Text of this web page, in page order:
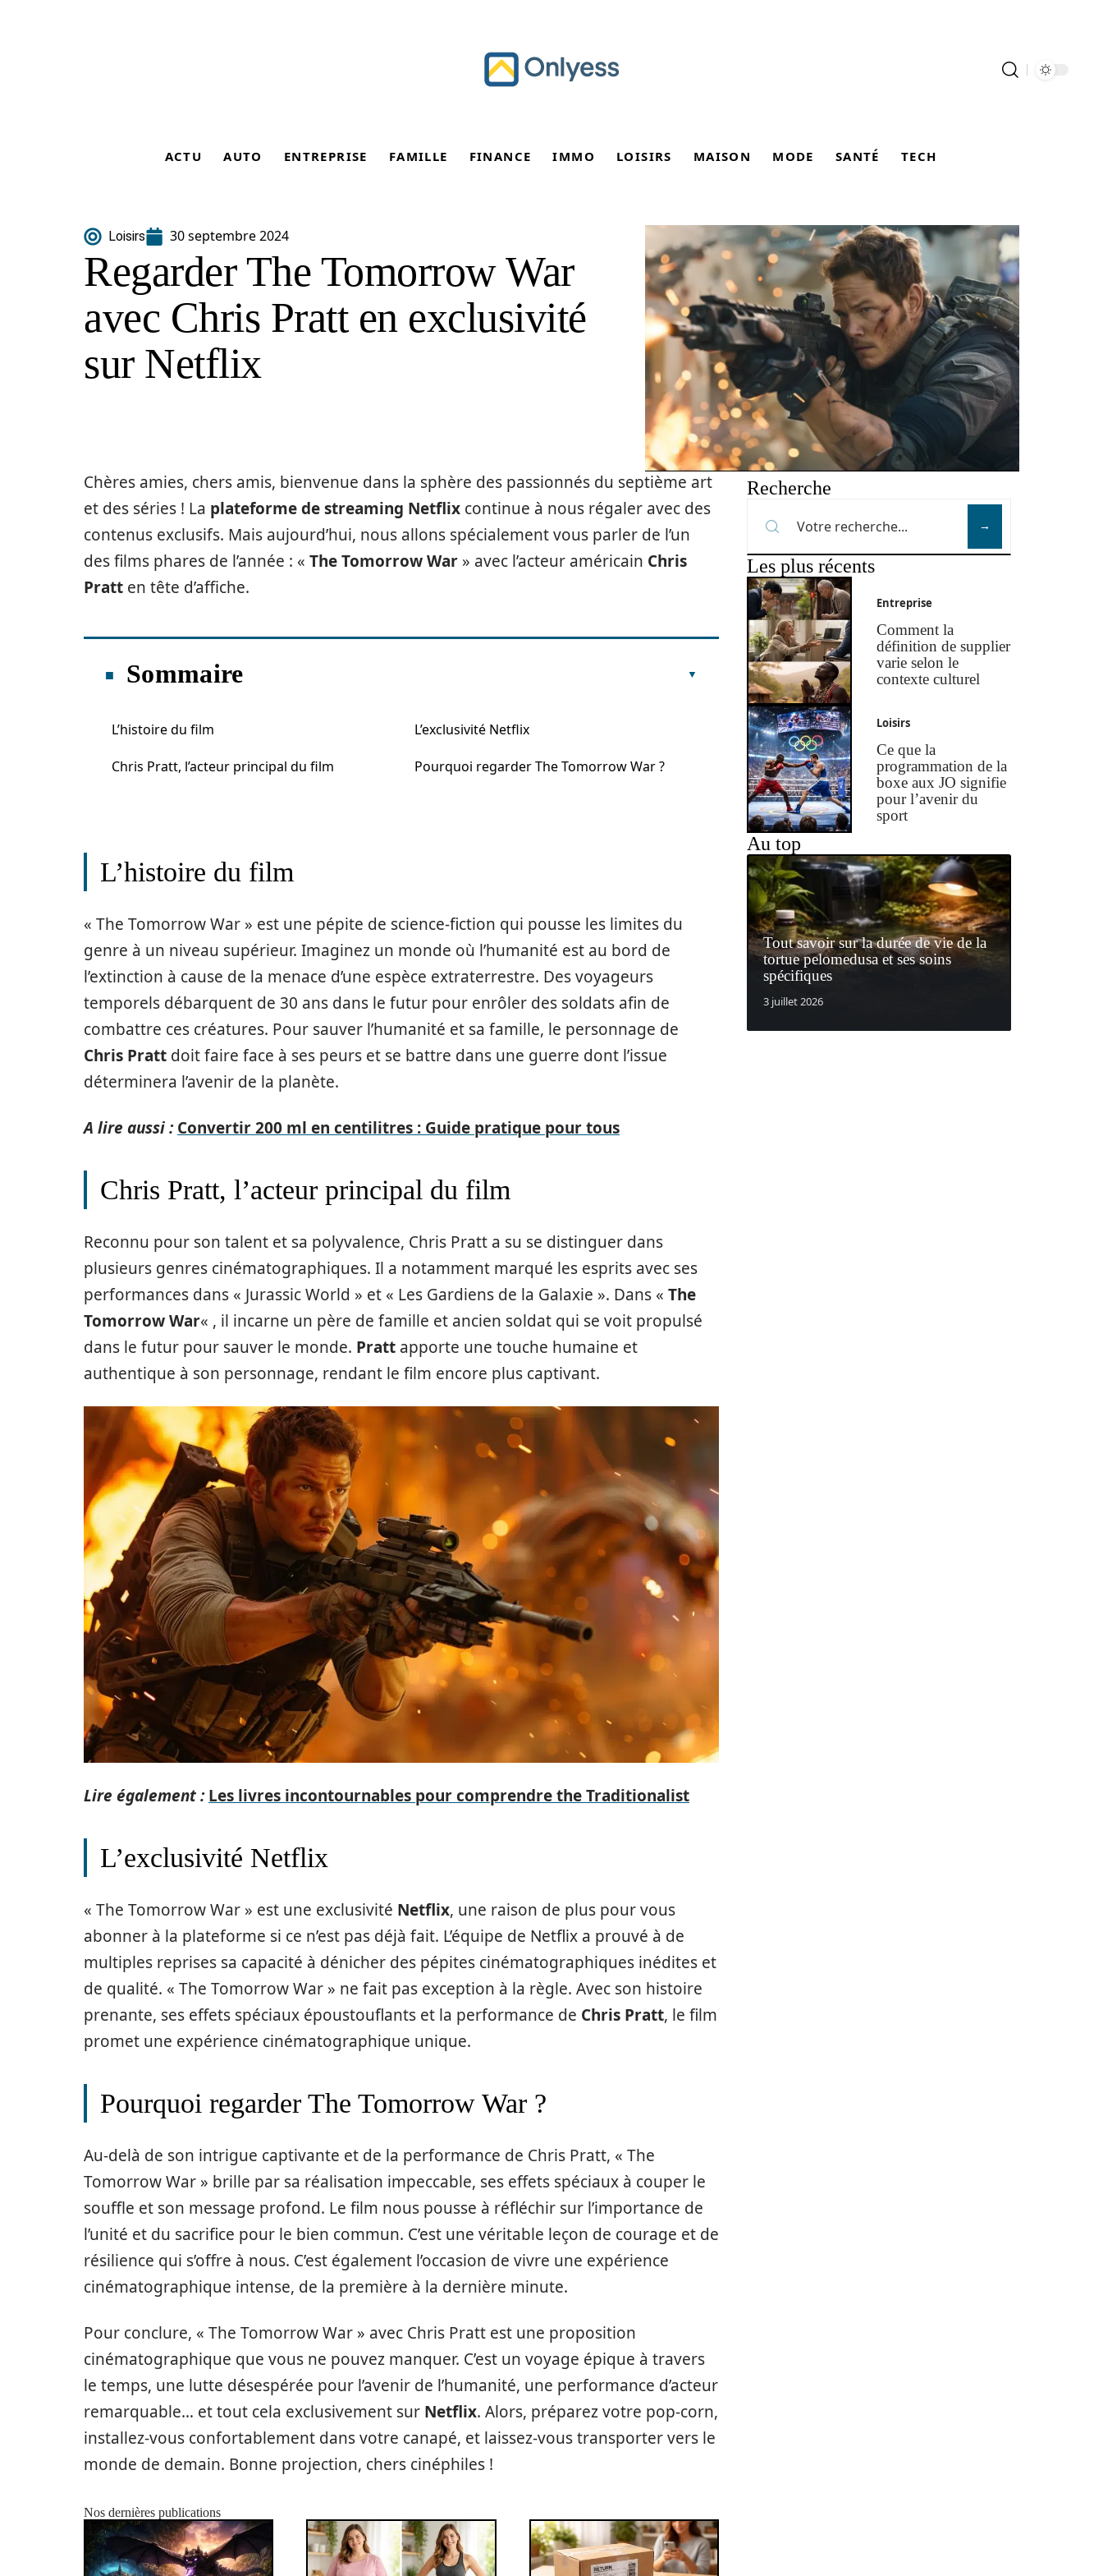
ACTU AUTO ENTREPRISE FAMILLE FINANCE IMMO LOISIRS MAISON MODE SANTÉ TECH
Loisirs 30 septembre 2024
Regarder The Tomorrow War
avec Chris Pratt en exclusivité
sur Netflix
Chères amies, chers amis, bienvenue dans la sphère des passionnés du septième art
et des séries ! La plateforme de streaming Netflix continue à nous régaler avec des
contenus exclusifs. Mais aujourd’hui, nous allons spécialement vous parler de l’un
des films phares de l’année : « The Tomorrow War » avec l’acteur américain Chris
Pratt en tête d’affiche.
Sommaire
L’histoire du film
Chris Pratt, l’acteur principal du film
L’exclusivité Netflix
Pourquoi regarder The Tomorrow War ?
L’histoire du film
« The Tomorrow War » est une pépite de science-fiction qui pousse les limites du
genre à un niveau supérieur. Imaginez un monde où l’humanité est au bord de
l’extinction à cause de la menace d’une espèce extraterrestre. Des voyageurs
temporels débarquent de 30 ans dans le futur pour enrôler des soldats afin de
combattre ces créatures. Pour sauver l’humanité et sa famille, le personnage de
Chris Pratt doit faire face à ses peurs et se battre dans une guerre dont l’issue
déterminera l’avenir de la planète.
A lire aussi : Convertir 200 ml en centilitres : Guide pratique pour tous
Chris Pratt, l’acteur principal du film
Reconnu pour son talent et sa polyvalence, Chris Pratt a su se distinguer dans
plusieurs genres cinématographiques. Il a notamment marqué les esprits avec ses
performances dans « Jurassic World » et « Les Gardiens de la Galaxie ». Dans « The
Tomorrow War« , il incarne un père de famille et ancien soldat qui se voit propulsé
dans le futur pour sauver le monde. Pratt apporte une touche humaine et
authentique à son personnage, rendant le film encore plus captivant.
Lire également : Les livres incontournables pour comprendre the Traditionalist
L’exclusivité Netflix
« The Tomorrow War » est une exclusivité Netflix, une raison de plus pour vous
abonner à la plateforme si ce n’est pas déjà fait. L’équipe de Netflix a prouvé à de
multiples reprises sa capacité à dénicher des pépites cinématographiques inédites et
de qualité. « The Tomorrow War » ne fait pas exception à la règle. Avec son histoire
prenante, ses effets spéciaux époustouflants et la performance de Chris Pratt, le film
promet une expérience cinématographique unique.
Pourquoi regarder The Tomorrow War ?
Au-delà de son intrigue captivante et de la performance de Chris Pratt, « The
Tomorrow War » brille par sa réalisation impeccable, ses effets spéciaux à couper le
souffle et son message profond. Le film nous pousse à réfléchir sur l’importance de
l’unité et du sacrifice pour le bien commun. C’est une véritable leçon de courage et de
résilience qui s’offre à nous. C’est également l’occasion de vivre une expérience
cinématographique intense, de la première à la dernière minute.
Pour conclure, « The Tomorrow War » avec Chris Pratt est une proposition
cinématographique que vous ne pouvez manquer. C’est un voyage épique à travers
le temps, une lutte désespérée pour l’avenir de l’humanité, une performance d’acteur
remarquable… et tout cela exclusivement sur Netflix. Alors, préparez votre pop-corn,
installez-vous confortablement dans votre canapé, et laissez-vous transporter vers le
monde de demain. Bonne projection, chers cinéphiles !
Nos dernières publications
Recherche
Les plus récents
Entreprise
Comment la
définition de supplier
varie selon le
contexte culturel
Loisirs
Ce que la
programmation de la
boxe aux JO signifie
pour l’avenir du
sport
Au top
Tout savoir sur la durée de vie de la
tortue pelomedusa et ses soins
spécifiques
3 juillet 2026